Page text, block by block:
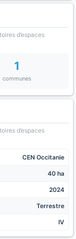
d’espaces
1
communes
d’espaces
CEN Occitanie
40 ha
2024
Terrestre
IV